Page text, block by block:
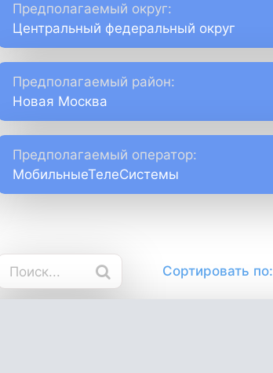
Предполагаемый округ:
Центральный федеральный округ
Предполагаемый район:
Новая Москва
Предполагаемый оператор:
МобильныеТелеСистемы
Сортировать по: